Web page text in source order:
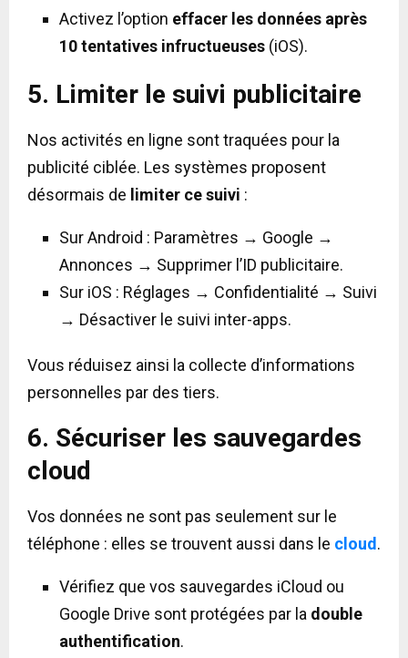
Activez l’option effacer les données après
10 tentatives infructueuses (iOS).
5. Limiter le suivi publicitaire
Nos activités en ligne sont traquées pour la
publicité ciblée. Les systèmes proposent
désormais de limiter ce suivi :
Sur Android : Paramètres → Google →
Annonces → Supprimer l’ID publicitaire.
Sur iOS : Réglages → Confidentialité → Suivi
→ Désactiver le suivi inter-apps.
Vous réduisez ainsi la collecte d’informations
personnelles par des tiers.
6. Sécuriser les sauvegardes
cloud
Vos données ne sont pas seulement sur le
téléphone : elles se trouvent aussi dans le cloud .
Vérifiez que vos sauvegardes iCloud ou
Google Drive sont protégées par la double
authentification.